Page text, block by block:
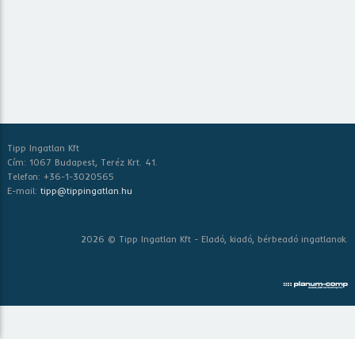
Tipp Ingatlan Kft
Cím: 1067 Budapest, Teréz Krt. 41.
Telefon: +36-1-3020565
E-mail:tipp@tippingatlan.hu
2026 © Tipp Ingatlan Kft - Eladó, kiadó, bérbeadó ingatlanok.